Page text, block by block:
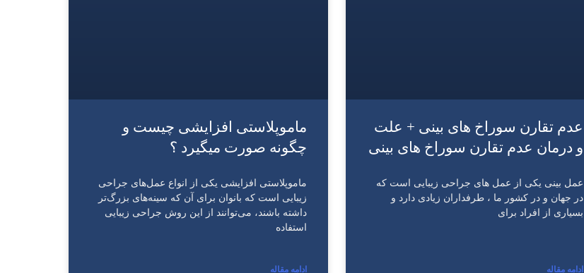
عدم تقارن سوراخ های بینی + علت
و درمان عدم تقارن سوراخ های بینی
عمل بینی یکی از عمل‌ های جراحی زیبایی است که
در جهان و در کشور ما ، طرفداران زیادی دارد و
بسیاری از افراد برای
ادامه مقاله
ماموپلاستی افزایشی چیست و
چگونه صورت میگیرد ؟
ماموپلاستی افزایشی یکی از انواع عمل‌های جراحی
زیبایی است که بانوان برای آن که سینه‌های بزرگ‌تر
داشته باشند، می‌توانند از این روش جراحی زیبایی
استفاده
ادامه مقاله